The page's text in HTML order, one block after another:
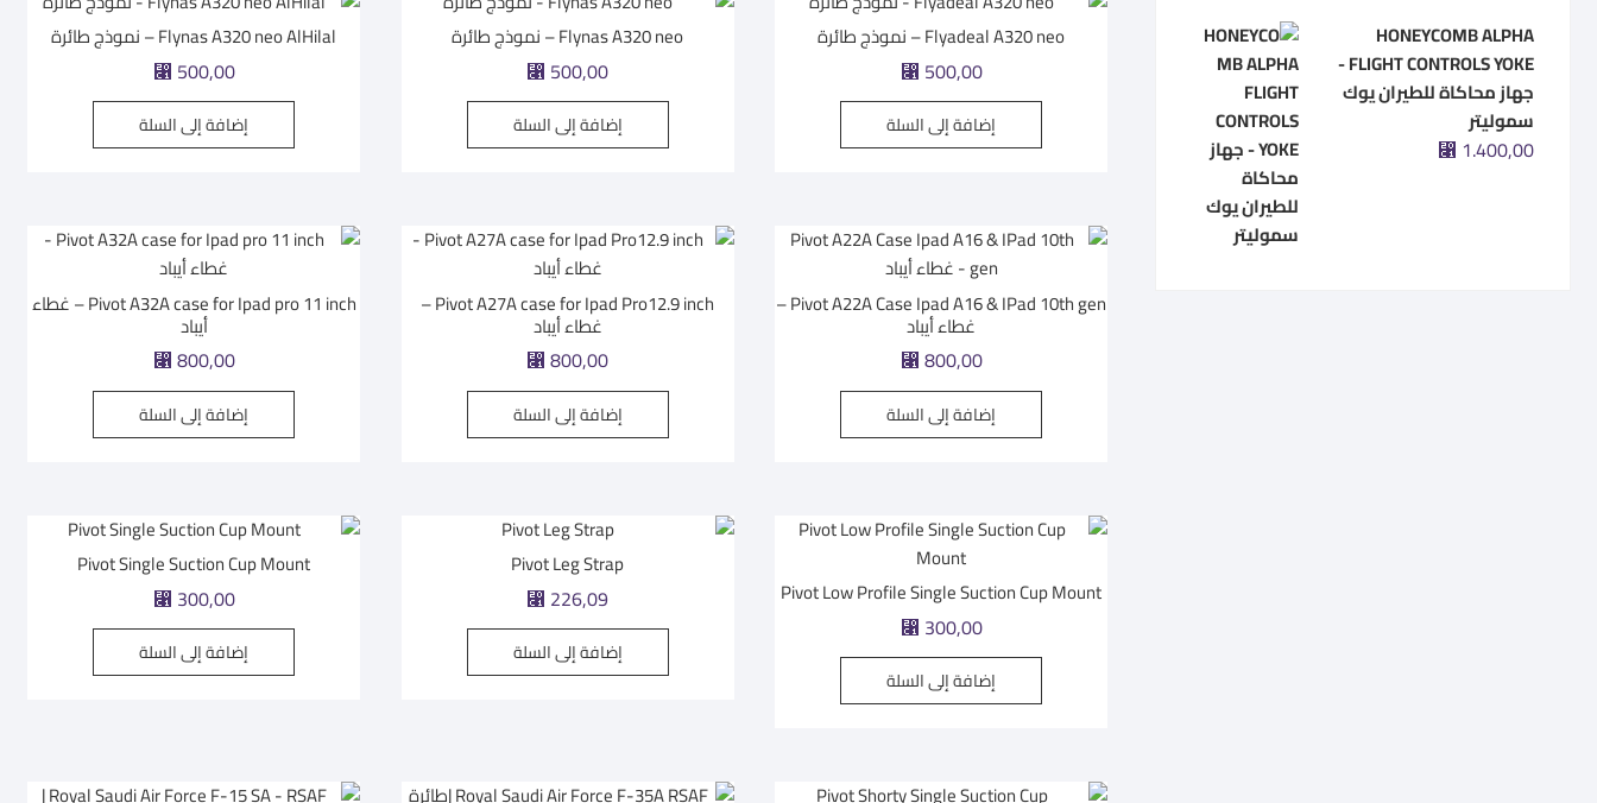
Flyadeal A320 neo – نموذج طائرة
⃁ 500,00
إضافة إلى السلة
Flynas A320 neo – نموذج طائرة
⃁ 500,00
إضافة إلى السلة
Flynas A320 neo AlHilal – نموذج طائرة
⃁ 500,00
إضافة إلى السلة
Pivot A22A Case Ipad A16 & IPad 10th gen –
غطاء أيباد
⃁800,00
إضافة إلى السلة
Pivot A27A case for Ipad Pro12.9 inch –
غطاء أيباد
⃁800,00
إضافة إلى السلة
Pivot A32A case for Ipad pro 11 inch – غطاء
أيباد
⃁800,00
إضافة إلى السلة
Pivot Low Profile Single Suction Cup Mount
⃁ 300,00
إضافة إلى السلة
Pivot Leg Strap
⃁ 226,09
إضافة إلى السلة
Pivot Single Suction Cup Mount
⃁ 300,00
إضافة إلى السلة
HONEYCOMB ALPHA
FLIGHT CONTROLS YOKE -
جهاز محاكاة للطيران يوك
سموليتر
⃁ 1.400,00